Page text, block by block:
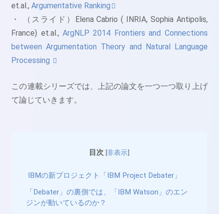
et.al.,Argumentative Ranking
・ （スライド）Elena Cabrio ( INRIA, Sophia Antipolis,
France) et.al.,ArgNLP 2014 Frontiers and Connections
between Argumentation Theory and Natural Language
Processing
この連載シリーズでは、上記の論文を一つ一つ取り上げ
て論じていきます。
目次 [非表示]
IBMの新プロジェクト「IBM Project Debater」
「Debater」の裏側では、「IBM Watson」のエン
ジンが動いているのか？